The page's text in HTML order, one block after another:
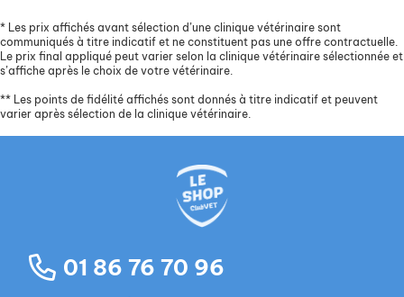
* Les prix affichés avant sélection d’une clinique vétérinaire sont
communiqués à titre indicatif et ne constituent pas une offre contractuelle.
Le prix final appliqué peut varier selon la clinique vétérinaire sélectionnée et
s’affiche après le choix de votre vétérinaire.
** Les points de fidélité affichés sont donnés à titre indicatif et peuvent
varier après sélection de la clinique vétérinaire.
01 86 76 70 96